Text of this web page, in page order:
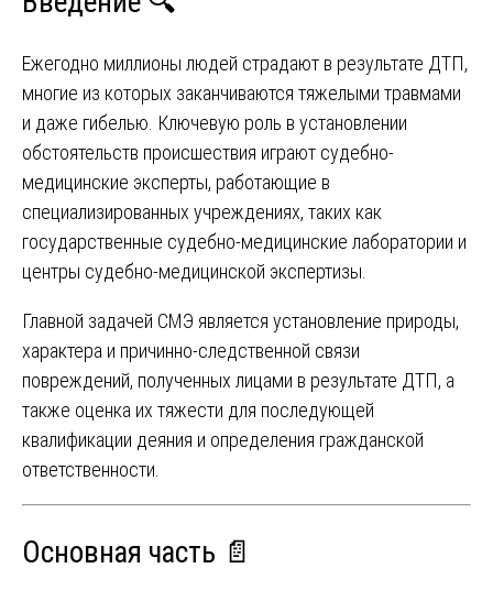
Ежегодно миллионы людей страдают в результате ДТП,
многие из которых заканчиваются тяжелыми травмами
и даже гибелью. Ключевую роль в установлении
обстоятельств происшествия играют судебно-
медицинские эксперты, работающие в
специализированных учреждениях, таких как
государственные судебно-медицинские лаборатории и
центры судебно-медицинской экспертизы.
Главной задачей СМЭ является установление природы,
характера и причинно-следственной связи
повреждений, полученных лицами в результате ДТП, а
также оценка их тяжести для последующей
квалификации деяния и определения гражданской
ответственности.
Основная часть 📄